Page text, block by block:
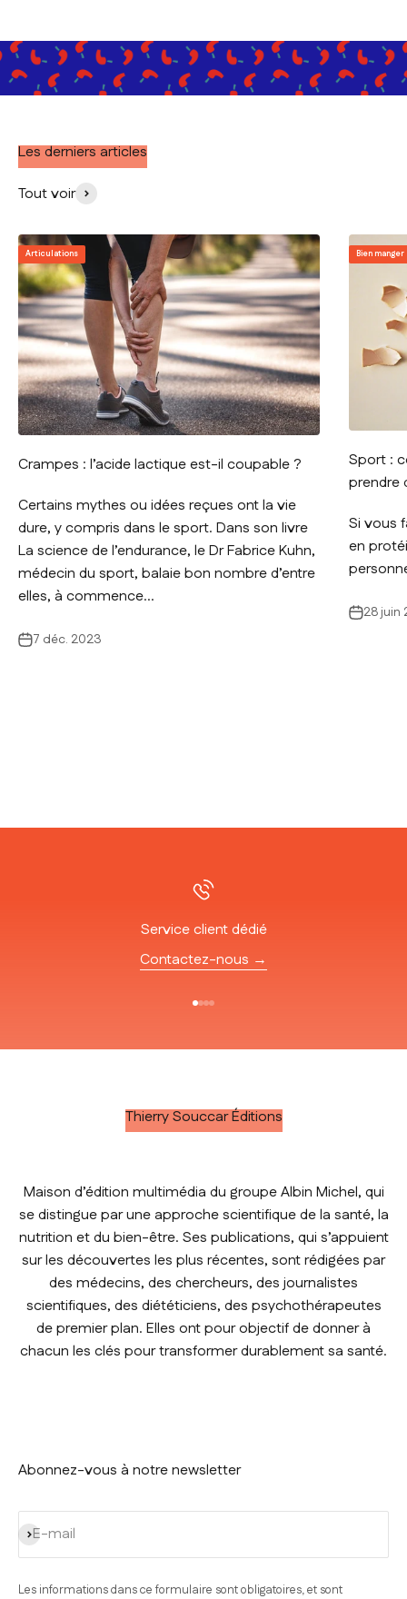
Les derniers articles
Tout voir
Articulations
Crampes : l’acide lactique est-il coupable ?
Certains mythes ou idées reçues ont la vie
dure, y compris dans le sport. Dans son livre
La science de l’endurance, le Dr Fabrice Kuhn,
médecin du sport, balaie bon nombre d’entre
elles, à commence...
7 déc. 2023
Bien manger
Sport :
prendre
Si vous
en
28 juin
Service client dédié
Contactez-nous →
Thierry Souccar Éditions
Maison d’édition multimédia du groupe Albin Michel, qui
se distingue par une approche scientifique de la santé, la
nutrition et du bien-être. Ses publications, qui s’appuient
sur les découvertes les plus récentes, sont rédigées par
des médecins, des chercheurs, des journalistes
scientifiques, des diététiciens, des psychothérapeutes
de premier plan. Elles ont pour objectif de donner à
chacun les clés pour transformer durablement sa santé.
Abonnez-vous à notre newsletter
E-mail
S'inscrire
Les informations dans ce formulaire sont obligatoires, et sont